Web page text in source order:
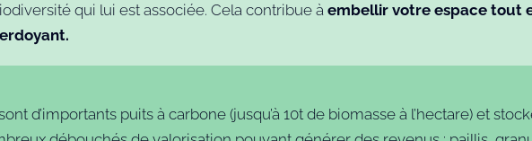
qui lui est associée. Cela contribue àembellir votre espace tout
d’importants puits à carbone (jusqu’à 10t de biomasse à l’hectare) et